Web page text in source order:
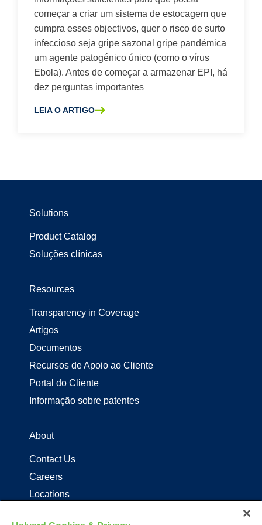
Segurança do pessoal
Segurança dos Pacientes
Tabuleiros de procedimentos personalizados
USP 800 Vestidos cirúrgicos
começar a criar um sistema de estocagem que
cumpra esses objectivos, quer o risco de surto
infeccioso seja gripe sazonal gripe pandémica
um agente patogénico único (como o vírus
Ebola). Antes de começar a armazenar EPI, há
dez perguntas importantes
LEIA O ARTIGO
SOBRE A 10 PERGUNTAS A FAZER ANTES DE
Solutions
Product Catalog
Soluções clínicas
Resources
Transparency in Coverage
Artigos
Documentos
Recursos de Apoio ao Cliente
Portal do Cliente
Informação sobre patentes
About
Contact Us
Careers
Locations